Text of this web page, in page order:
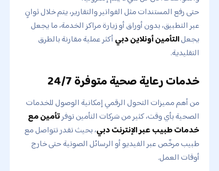
حتى رفع المستندات مثل الفواتير والتقارير، يتم خلال ثوانٍ
عبر التطبيق، بدون أوراق أو زيارة مراكز الخدمة، ما يجعل
يجعلالتأمين أونلاين دبيأكثر عملية مقارنة بالطرق
التقليدية.
خدمات رعاية صحية متوفرة 24/7
من أهم مميزات التحول الرقمي إمكانية الوصول للخدمات
الصحية بأي وقت، كثير من شركات التأمين توفرتأمين مع
خدمات طبيب عبر الإنترنت دبي، بحيث تقدر تتواصل مع
طبيب مرخّص عبر الفيديو أو الرسائل الصوتية حتى خارج
أوقات العمل.